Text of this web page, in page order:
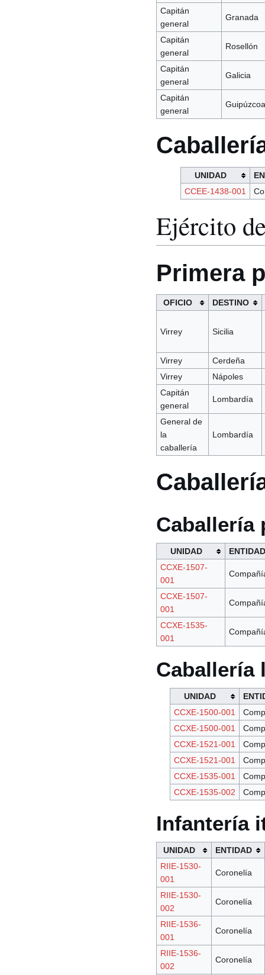
Capitán
general
Granada
Capitán
general
Rosellón
Capitán
general
Galicia
Capitán
general
Guipúzcoa
UNIDAD
CCEE-1438-001
Ejército
Primera
OFICIO DESTINO
Virrey Sicilia
Virrey
Cerdeña
Virrey
Nápoles
Capitán
general
Lombardía
General de
la
caballería
Lombardía
Caballería
UNIDAD
ENTIDAD
CCXE-1507-
001
CCXE-1507-
001
CCXE-1535-
001
Caballería
UNIDAD
CCXE-1500-001
CCXE-1500-001
CCXE-1521-001
CCXE-1521-001
CCXE-1535-001
CCXE-1535-002
Infantería
UNIDAD
ENTIDAD
RIIE-1530-
001
Coronelía
RIIE-1530-
002
Coronelía
RIIE-1536-
001
Coronelía
RIIE-1536-
002
Coronelía